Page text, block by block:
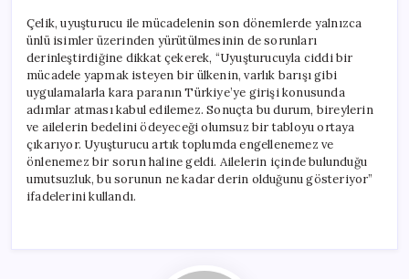
Çelik, uyuşturucu ile mücadelenin son dönemlerde yalnızca
ünlü isimler üzerinden yürütülmesinin de sorunları
derinleştirdiğine dikkat çekerek, “Uyuşturucuyla ciddi bir
mücadele yapmak isteyen bir ülkenin, varlık barışı gibi
uygulamalarla kara paranın Türkiye’ye girişi konusunda
adımlar atması kabul edilemez. Sonuçta bu durum, bireylerin
ve ailelerin bedelini ödeyeceği olumsuz bir tabloyu ortaya
çıkarıyor. Uyuşturucu artık toplumda engellenemez ve
önlenemez bir sorun haline geldi. Ailelerin içinde bulunduğu
umutsuzluk, bu sorunun ne kadar derin olduğunu gösteriyor”
ifadelerini kullandı.